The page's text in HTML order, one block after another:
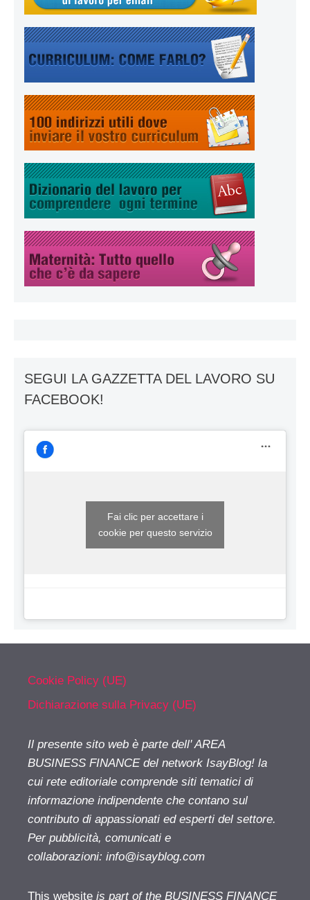
SEGUI LA GAZZETTA DEL LAVORO SU
FACEBOOK!
Fai clic per accettare i
cookie per questo servizio
Cookie Policy (UE)
Dichiarazione sulla Privacy (UE)
Il presente sito web è parte dell' AREA
BUSINESS FINANCE del network IsayBlog! la
cui rete editoriale comprende siti tematici di
informazione indipendente che contano sul
contributo di appassionati ed esperti del settore.
Per pubblicità, comunicati e
collaborazioni: info@isayblog.com
This website is part of the BUSINESS FINANCE